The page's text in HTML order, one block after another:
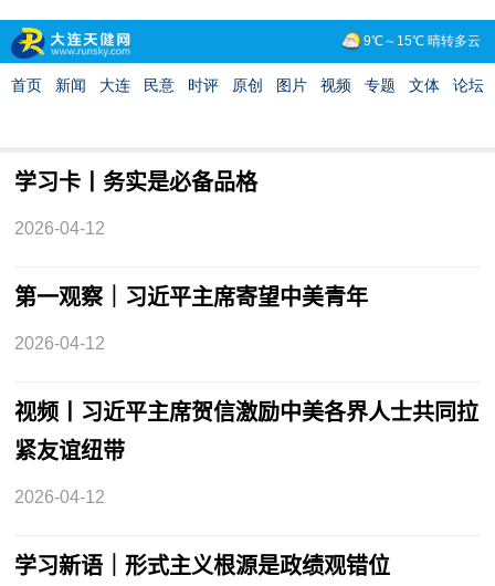
学习卡丨务实是必备品格
2026-04-12
第一观察｜习近平主席寄望中美青年
2026-04-12
视频丨习近平主席贺信激励中美各界人士共同拉
紧友谊纽带
2026-04-12
学习新语｜形式主义根源是政绩观错位